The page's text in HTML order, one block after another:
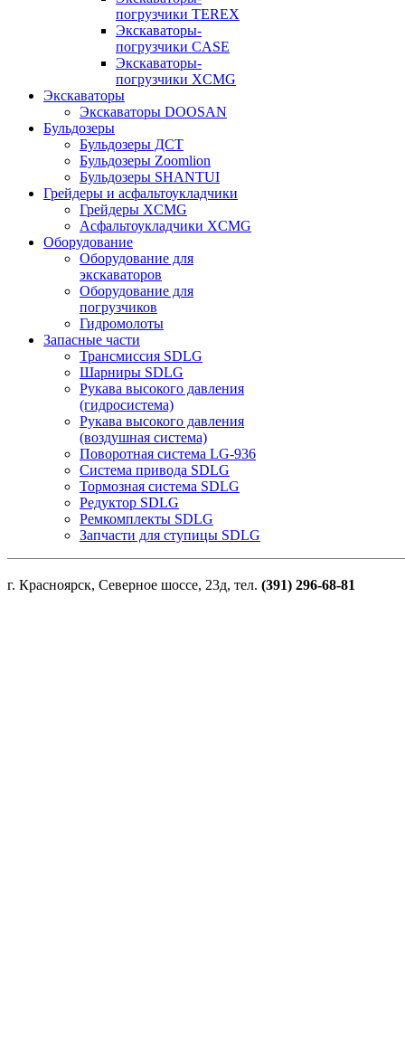
погрузчики TEREX
Экскаваторы-
погрузчики CASE
Экскаваторы-
погрузчики XCMG
Экскаваторы
Экскаваторы DOOSAN
Бульдозеры
Бульдозеры ДСТ
Бульдозеры Zoomlion
Бульдозеры SHANTUI
Грейдеры и асфальтоукладчики
Грейдеры XCMG
Асфальтоукладчики XCMG
Оборудование
Оборудование для
экскаваторов
Оборудование для
погрузчиков
Гидромолоты
Запасные части
Трансмиссия SDLG
Шарниры SDLG
Рукава высокого давления
(гидросистема)
Рукава высокого давления
(воздушная система)
Поворотная система LG-936
Система привода SDLG
Тормозная система SDLG
Редуктор SDLG
Ремкомплекты SDLG
Запчасти для ступицы SDLG
г. Красноярск, Северное шоссе, 23д, тел. (391) 296-68-81